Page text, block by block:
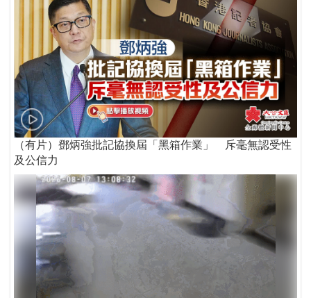
（有片）鄧炳強批記協換屆「黑箱作業」 斥毫無認受性
及公信力